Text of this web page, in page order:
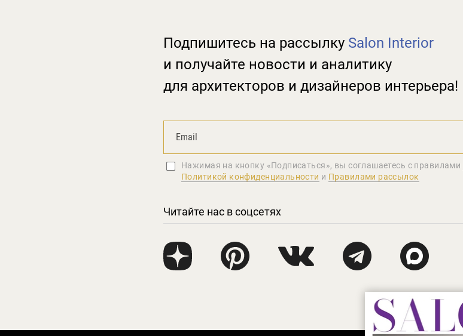
Подпишитесь на рассылку Salon Interior
и получайте новости и аналитику
для архитекторов и дизайнеров интерьера!
Нажимая на кнопку «Подписаться», вы соглашаетеcь с правилами
Политикой конфиденциальности и Правилами рассылок
Читайте нас в соцсетях